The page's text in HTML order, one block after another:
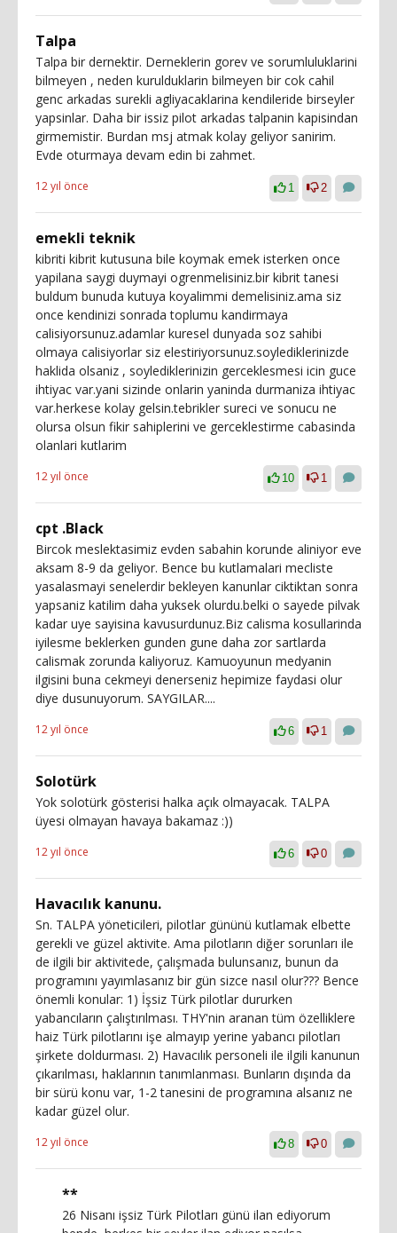
Talpa
Talpa bir dernektir. Derneklerin gorev ve sorumluluklarini
bilmeyen , neden kurulduklarin bilmeyen bir cok cahil
genc arkadas surekli agliyacaklarina kendileride birseyler
yapsinlar. Daha bir issiz pilot arkadas talpanin kapisindan
girmemistir. Burdan msj atmak kolay geliyor sanirim.
Evde oturmaya devam edin bi zahmet.
12 yıl önce 1 2
emekli teknik
kibriti kibrit kutusuna bile koymak emek isterken once
yapilana saygi duymayi ogrenmelisiniz.bir kibrit tanesi
buldum bunuda kutuya koyalimmi demelisiniz.ama siz
once kendinizi sonrada toplumu kandirmaya
calisiyorsunuz.adamlar kuresel dunyada soz sahibi
olmaya calisiyorlar siz elestiriyorsunuz.soylediklerinizde
haklida olsaniz , soylediklerinizin gerceklesmesi icin guce
ihtiyac var.yani sizinde onlarin yaninda durmaniza ihtiyac
var.herkese kolay gelsin.tebrikler sureci ve sonucu ne
olursa olsun fikir sahiplerini ve gerceklestirme cabasinda
olanlari kutlarim
12 yıl önce 10 1
cpt .Black
Bircok meslektasimiz evden sabahin korunde aliniyor eve
aksam 8-9 da geliyor. Bence bu kutlamalari mecliste
yasalasmayi senelerdir bekleyen kanunlar ciktiktan sonra
yapsaniz katilim daha yuksek olurdu.belki o sayede pilvak
kadar uye sayisina kavusurdunuz.Biz calisma kosullarinda
iyilesme beklerken gunden gune daha zor sartlarda
calismak zorunda kaliyoruz. Kamuoyunun medyanin
ilgisini buna cekmeyi denerseniz hepimize faydasi olur
diye dusunuyorum. SAYGILAR....
12 yıl önce 6 1
Solotürk
Yok solotürk gösterisi halka açık olmayacak. TALPA
üyesi olmayan havaya bakamaz :))
12 yıl önce 6 0
Havacılık kanunu.
Sn. TALPA yöneticileri, pilotlar gününü kutlamak elbette
gerekli ve güzel aktivite. Ama pilotların diğer sorunları ile
de ilgili bir aktivitede, çalışmada bulunsanız, bunun da
programını yayımlasanız bir gün sizce nasıl olur??? Bence
önemli konular: 1) İşsiz Türk pilotlar dururken
yabancıların çalıştırılması. THY'nin aranan tüm özelliklere
haiz Türk pilotlarını işe almayıp yerine yabancı pilotları
şirkete doldurması. 2) Havacılık personeli ile ilgili kanunun
çıkarılması, haklarının tanımlanması. Bunların dışında da
bir sürü konu var, 1-2 tanesini de programına alsanız ne
kadar güzel olur.
12 yıl önce 8 0
**
26 Nisanı işsiz Türk Pilotları günü ilan ediyorum